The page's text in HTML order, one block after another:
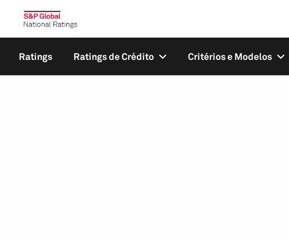
Ratings Ratings de Crédito Critérios e Modelos